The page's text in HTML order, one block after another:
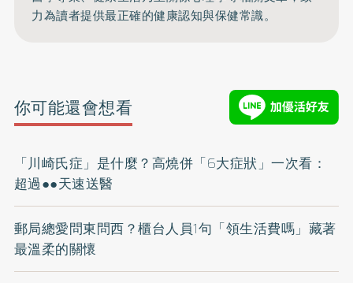
力為讀者提供最正確的健康認知與保健常識。
你可能還會想看
「川崎氏症」是什麼？高燒併「6大症狀」一次看：
超過●●天速送醫
郵局總愛問東問西？櫃台人員1句「領生活費嗎」藏著
最溫柔的關懷